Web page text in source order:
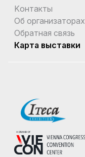
Kонтакты
Об организаторах
Обратная связь
Карта выставки